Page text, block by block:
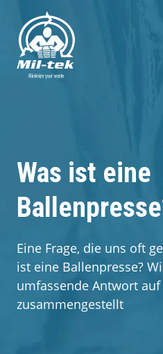
Ihr
Was ist eine
Eine Frage, die uns oft
ist eine Ballenpresse?
umfassende Antwort auf
zusammengestellt